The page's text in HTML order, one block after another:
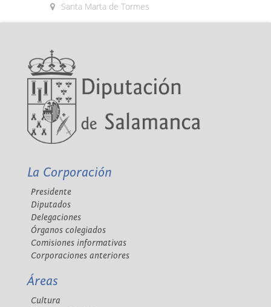
Santa Marta de Tormes
La Corporación
Presidente
Diputados
Delegaciones
Órganos colegiados
Comisiones informativas
Corporaciones anteriores
Áreas
Cultura